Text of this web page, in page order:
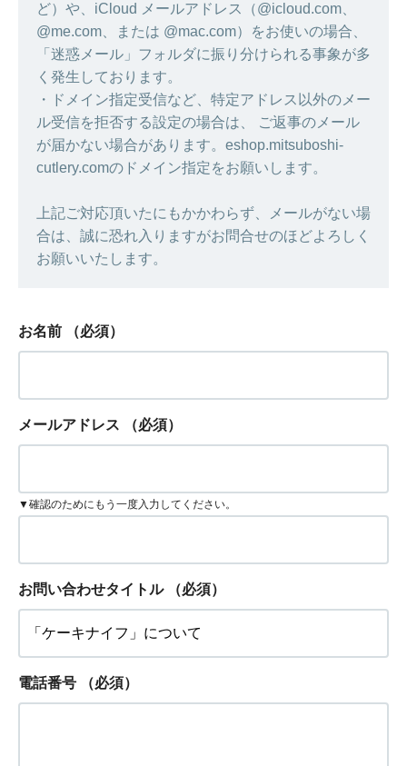
ど）や、iCloud メールアドレス（@icloud.com、
@me.com、または @mac.com）をお使いの場合、
「迷惑メール」フォルダに振り分けられる事象が多
く発生しております。
・ドメイン指定受信など、特定アドレス以外のメー
ル受信を拒否する設定の場合は、 ご返事のメール
が届かない場合があります。eshop.mitsuboshi-
cutlery.comのドメイン指定をお願いします。
上記ご対応頂いたにもかかわらず、メールがない場
合は、誠に恐れ入りますがお問合せのほどよろしく
お願いいたします。
お名前 （必須）
メールアドレス （必須）
▼確認のためにもう一度入力してください。
お問い合わせタイトル （必須）
電話番号 （必須）